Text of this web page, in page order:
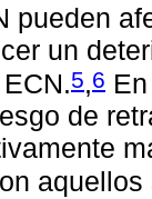
pueden
un
5,6
de
aquellos